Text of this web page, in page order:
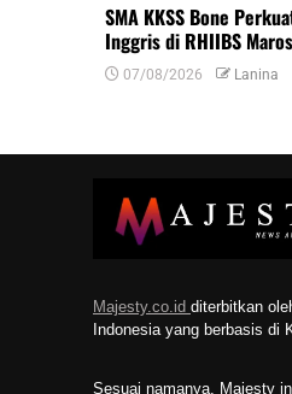
SMA KKSS Bone
Inggris di RHIIBS Maros
07/08/2026 Lanina
Majesty.co.id diterbitkan
Indonesia yang berbasis di
Sesuai namanya, Majesty